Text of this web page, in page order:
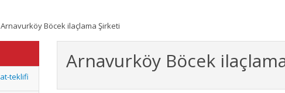
Arnavurköy Böcek ilaçlama Şirketi
Arnavurköy Böcek